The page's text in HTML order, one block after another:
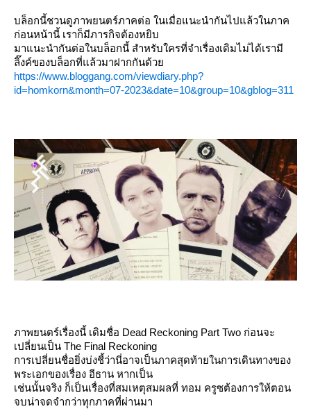
บล็อกนี้ชวนดูภาพยนตร์ภาคต่อ ในเมื่อแนะนำกันไปแล้วในภาค
ก่อนหน้านี้ เราก็มีภารกิจต้องหยิบ
มาแนะนำกันต่อในบล็อกนี้ สำหรับใครที่จำเรื่องเดิมไม่ได้เรามี
ลิ๊งค์ของบล็อกที่แล้วมาฝากกันด้ว
https://www.bloggang.com/viewdiary.php?
id=homkorn&month=07-2023&date=10&group=10&gblog=311
ภาพยนตร์เรื่องนี้ เดิมชื่อ Dead Reckoning Part Two ก่อนจะ
เปลี่ยนเป็น The Final Reckoning
การเปลี่ยนชื่อยิ่งบ่งชี้ว่านี่อาจเป็นภาคสุดท้ายในการเดินทางของ
พระเอกของเรื่อง อีธาน หากเป็น
เช่นนั้นจริง ก็เป็นเรื่องที่สมเหตุสมผลที่ ทอม ครูซต้องการให้ตอน
จบน่าจดจำกว่าทุกภาคที่ผ่านมา